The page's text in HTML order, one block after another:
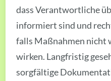
dass Verantwortliche
informiert sind und
falls Maßnahmen nicht
wirken. Langfristig
sorgfältige